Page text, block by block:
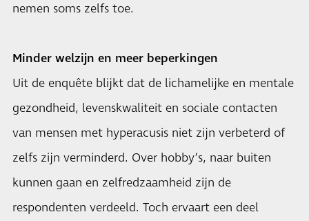
nemen soms zelfs toe.
Minder welzijn en meer beperkingen
Uit de enquête blijkt dat de lichamelijke en mentale
gezondheid, levenskwaliteit en sociale contacten
van mensen met hyperacusis niet zijn verbeterd of
zelfs zijn verminderd. Over hobby’s, naar buiten
kunnen gaan en zelfredzaamheid zijn de
respondenten verdeeld. Toch ervaart een deel